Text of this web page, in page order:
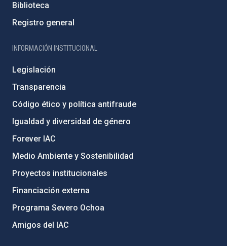
Biblioteca
Registro general
INFORMACIÓN INSTITUCIONAL
Legislación
Transparencia
Código ético y política antifraude
Igualdad y diversidad de género
Forever IAC
Medio Ambiente y Sostenibilidad
Proyectos institucionales
Financiación externa
Programa Severo Ochoa
Amigos del IAC